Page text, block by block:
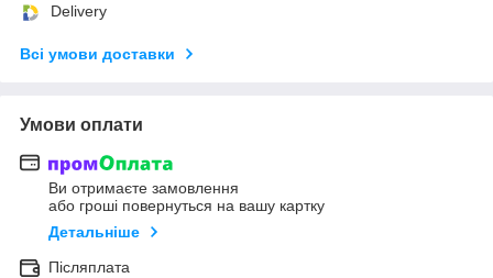
Delivery
Всі умови доставки
Умови оплати
Ви отримаєте замовлення
або гроші повернуться на вашу картку
Детальніше
Післяплата